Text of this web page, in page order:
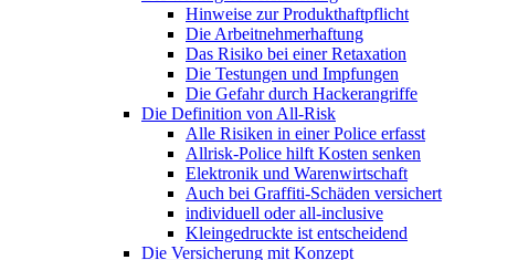
Hinweise zur Produkthaftpflicht
Die Arbeitnehmerhaftung
Das Risiko bei einer Retaxation
Die Testungen und Impfungen
Die Gefahr durch Hackerangriffe
Die Definition von All-Risk
Alle Risiken in einer Police erfasst
Allrisk-Police hilft Kosten senken
Elektronik und Warenwirtschaft
Auch bei Graffiti-Schäden versichert
individuell oder all-inclusive
Kleingedruckte ist entscheidend
Die Versicherung mit Konzept